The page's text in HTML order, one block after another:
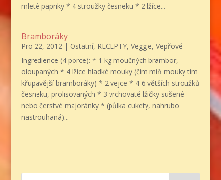
mleté papriky * 4 stroužky česneku * 2 lžíce...
Bramboráky
Pro 22, 2012| Ostatní, RECEPTY, Veggie, Vepřové
Ingredience (4 porce): * 1 kg moučných brambor,
oloupaných * 4 lžíce hladké mouky (čím míň mouky tím
křupavější bramboráky) * 2 vejce * 4-6 větších stroužků
česneku, prolisovaných * 3 vrchovaté lžičky sušené
nebo čerstvé majoránky * (půlka cukety, nahrubo
nastrouhaná)...